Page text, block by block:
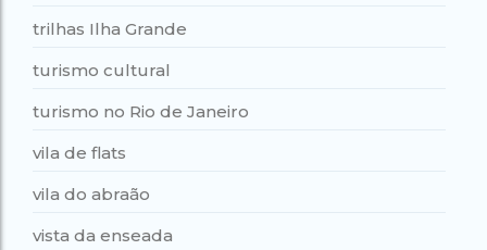
trilhas Ilha Grande
turismo cultural
turismo no Rio de Janeiro
vila de flats
vila do abraão
vista da enseada